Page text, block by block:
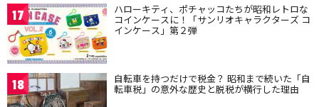
17 ハローキティ、ポチャッコたちが昭和レトロな
コインケースに！「サンリオキャラクターズ コ
インケース」第２弾
18 自転車を持つだけで税金？ 昭和まで続いた「自
転車税」の意外な歴史と脱税が横行した理由